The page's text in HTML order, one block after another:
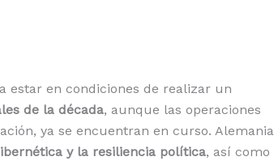
estar en condiciones de realizar un
de la década, aunque las operaciones
ya se encuentran en curso. Alemania
y la resiliencia política, así como